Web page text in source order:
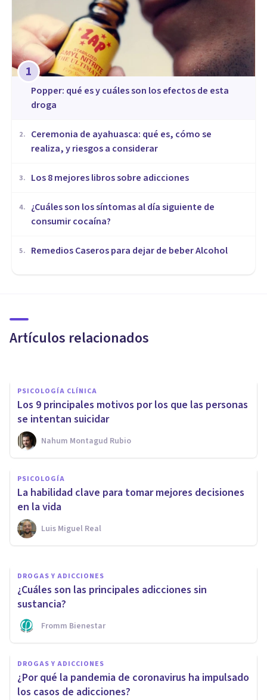
1
Popper: qué es y cuáles son los efectos de esta
droga
2.
Ceremonia de ayahuasca: qué es, cómo se
realiza, y riesgos a considerar
3. Los 8 mejores libros sobre adicciones
4.
¿Cuáles son los síntomas al día siguiente de
consumir cocaína?
5. Remedios Caseros para dejar de beber Alcohol
Artículos relacionados
Los 7 tipos de Ludopatía
tratamiento)
PSICOLOGÍA CLÍNICA
Los 9 principales motivos por los que las personas
se intentan suicidar
Nahum Montagud Rubio
PSICOLOGÍA
La habilidad clave para tomar mejores decisiones
en la vida
Luis Miguel Real
¿Pueden los animales tener
enfermedades mentales?
Joaquín Mateu-Mollá
DROGAS Y ADICCIONES
¿Cuáles son las principales adicciones sin
sustancia?
Fromm Bienestar
DROGAS Y ADICCIONES
¿Por qué la pandemia de coronavirus ha impulsado
los casos de adicciones?